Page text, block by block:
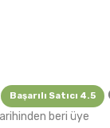
Başarılı Satıcı 4.5
beri üye